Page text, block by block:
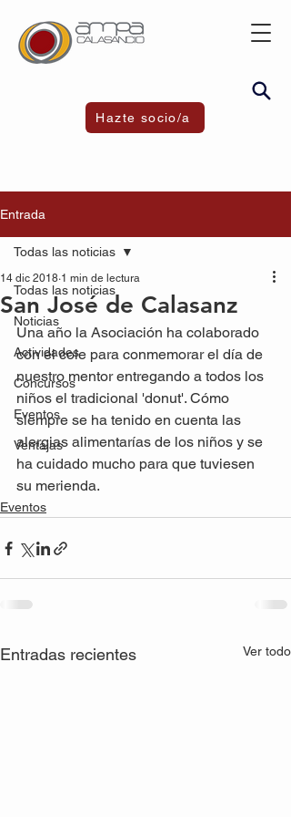
Hazte socio/a
Entrada
Todas las noticias
Noticias
Actividades
Concursos
Eventos
Ventajas
Todas las noticias
San José de Calasanz
14 dic 2018 1 min de lectura
Una año la Asociación ha colaborado
con el cole para conmemorar el día de
nuestro mentor entregando a todos los
niños el tradicional 'donut'. Cómo
siempre se ha tenido en cuenta las
alergias alimentarías de los niños y se
ha cuidado mucho para que tuviesen
su merienda.
Eventos
Entradas recientes Ver todo